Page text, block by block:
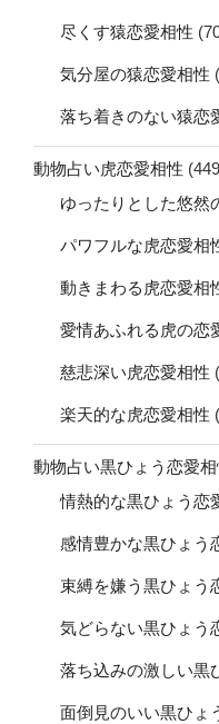
尽くす猿恋愛相性
気分屋の猿恋愛相性
落ち着きのない猿恋
動物占い虎恋愛相性
ゆったりとした悠然
パワフルな虎恋愛相
動きまわる虎恋愛相
愛情あふれる虎の恋
慈悲深い虎恋愛相性
楽天的な虎恋愛相性
動物占い黒ひょう恋愛相
情熱的な黒ひょう恋
感情豊かな黒ひょう
束縛を嫌う黒ひょう
気どらない黒ひょう
落ち込みの激しい黒
面倒見のいい黒ひょ